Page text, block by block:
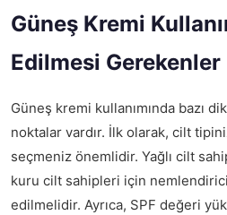
Güneş Kremi
Edilmesi Gerekenler
Güneş kremi kullanımında bazı
noktalar vardır. İlk olarak, cilt
seçmeniz önemlidir. Yağlı cilt
kuru cilt sahipleri için
edilmelidir. Ayrıca, SPF değeri